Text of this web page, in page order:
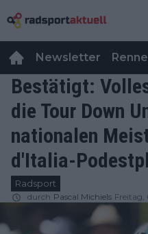
Newsletter
Bestätigt:
die Tour Down
nationalen
d'Italia-
Radsport
durch Pascal Michiels